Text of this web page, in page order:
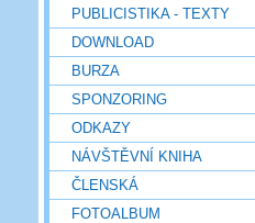
PUBLICISTIKA - TEXTY
DOWNLOAD
BURZA
SPONZORING
ODKAZY
NÁVŠTĚVNÍ KNIHA
ČLENSKÁ
FOTOALBUM